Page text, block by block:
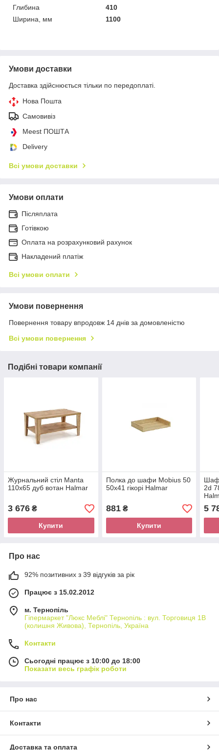
Глибина
410
Ширина, мм
1100
Умови доставки
Доставка здійснюється тільки по передоплаті.
Нова Пошта
Самовивіз
Meest ПОШТА
Delivery
Всі умови доставки
Умови оплати
Післяплата
Готівкою
Оплата на розрахунковий рахунок
Накладений платіж
Всі умови оплати
Умови повернення
Повернення товару впродовж 14 днів за домовленістю
Всі умови повернення
Подібні товари компанії
Журнальний стіл Manta
110x65 дуб вотан Halmar
3 676 ₴
Купити
Полка до шафи Mobius 50
50x41 гікорі Halmar
881₴
Купити
2d
5
Про нас
92% позитивних з 39 відгуків за рік
Працює з 15.02.2012
м. Тернопіль
Гіпермаркет "Люкс Меблі" Тернопіль : вул. Торговиця 1В
(колишня Живова), Тернопіль, Україна
Контакти
Сьогодні працює з 10:00 до 18:00
Показати весь графік роботи
Про нас
Контакти
Доставка та оплата